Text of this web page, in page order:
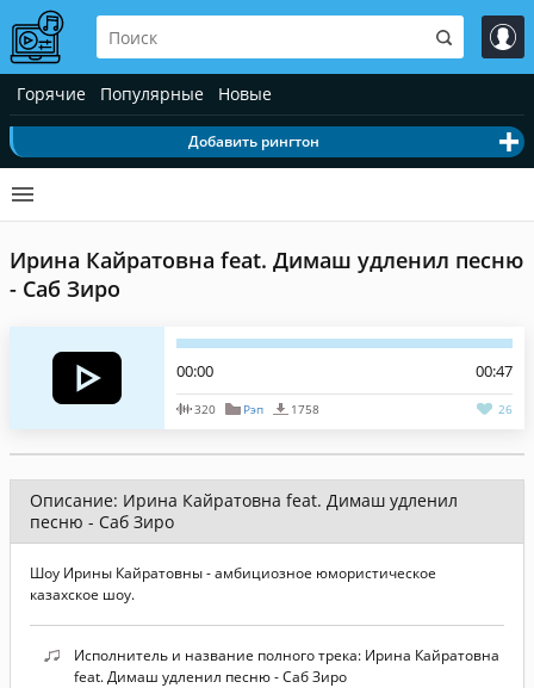
Горячие Популярные Новые
Добавить рингтон
Ирина Кайратовна feat. Димаш удленил песню
- Саб Зиро
00:00 00:47
320 Рэп 1758 26
Описание: Ирина Кайратовна feat. Димаш удленил
песню - Саб Зиро
Шоу Ирины Кайратовны - амбициозное юмористическое
казахское шоу.
Исполнитель и название полного трека: Ирина Кайратовна
feat. Димаш удленил песню - Саб Зиро